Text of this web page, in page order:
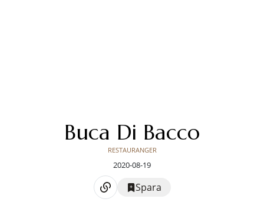
Buca Di Bacco
RESTAURANGER
2020-08-19
Spara